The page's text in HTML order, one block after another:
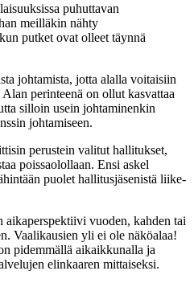
puhuttavan
meilläkin nähty
putket ovat olleet täynnä
johtamista, jotta alalla voitaisiin
perinteenä on ollut kasvattaa
silloin usein johtaminenkin
johtamiseen.
perustein valitut hallitukset,
poissaolollaan. Ensi askel
puolet hallitusjäsenistä liike-
vuoden, kahden tai
Vaalikausien yli ei ole näköalaa!
pidemmällä aikaikkunalla ja
elinkaaren mittaiseksi.